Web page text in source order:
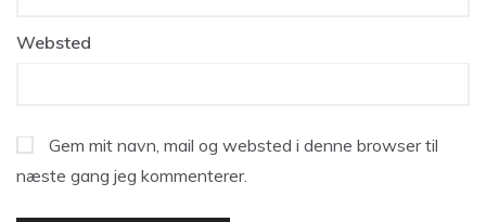
Websted
Gem mit navn, mail og websted i denne browser til
næste gang jeg kommenterer.